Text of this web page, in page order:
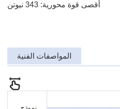
أقصى قوة محورية: 343 نيوتن
المواصفات الفنية